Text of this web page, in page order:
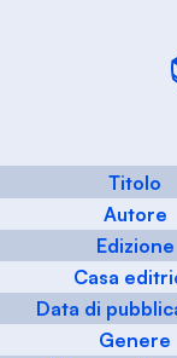
Titolo
Autore
Edizione
Casa
Data di
Genere